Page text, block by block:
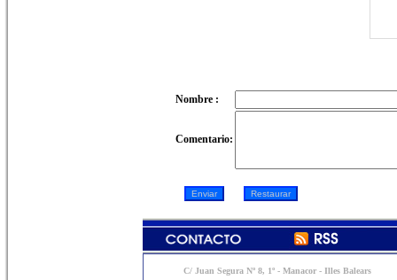
Nombre :
Comentario:
C/ Juan Segura Nº 8, 1º - Manacor - Illes Balears